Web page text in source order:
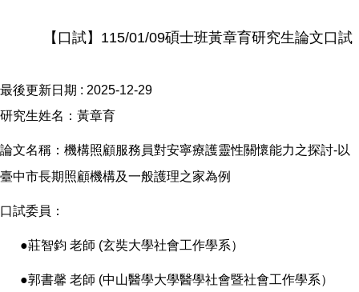
【口試】115/01/09碩士班黃章育研究生論文口試
最後更新日期 : 2025-12-29
研究生姓名：黃章育
論文名稱：機構照顧服務員對安寧療護靈性關懷能力之探討-以
臺中市長期照顧機構及一般護理之家為例
口試委員：
●莊智鈞 老師 (玄奘大學社會工作學系）
●郭書馨 老師 (中山醫學大學醫學社會暨社會工作學系）